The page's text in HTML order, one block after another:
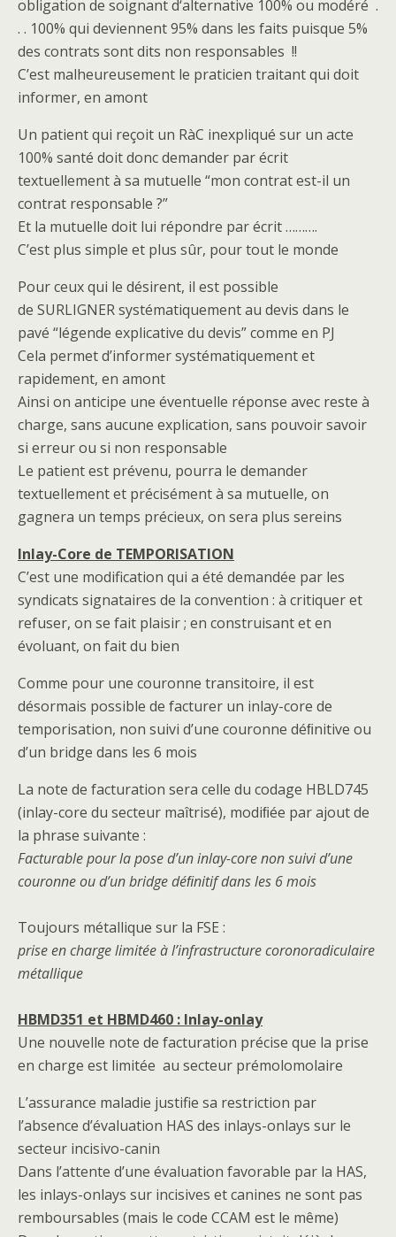
obligation de soignant d‘alternative 100% ou modéré .
. . 100% qui deviennent 95% dans les faits puisque 5%
des contrats sont dits non responsables !!
C’est malheureusement le praticien traitant qui doit
informer, en amont
Un patient qui reçoit un RàC inexpliqué sur un acte
100% santé doit donc demander par écrit
textuellement à sa mutuelle “mon contrat est-il un
contrat responsable ?”
Et la mutuelle doit lui répondre par écrit ……….
C’est plus simple et plus sûr, pour tout le monde
Pour ceux qui le désirent, il est possible
de SURLIGNER systématiquement au devis dans le
pavé “légende explicative du devis” comme en PJ
Cela permet d’informer systématiquement et
rapidement, en amont
Ainsi on anticipe une éventuelle réponse avec reste à
charge, sans aucune explication, sans pouvoir savoir
si erreur ou si non responsable
Le patient est prévenu, pourra le demander
textuellement et précisément à sa mutuelle, on
gagnera un temps précieux, on sera plus sereins
Inlay-Core de TEMPORISATION
C’est une modification qui a été demandée par les
syndicats signataires de la convention : à critiquer et
refuser, on se fait plaisir ; en construisant et en
évoluant, on fait du bien
Comme pour une couronne transitoire, il est
désormais possible de facturer un inlay-core de
temporisation, non suivi d’une couronne déﬁnitive ou
d’un bridge dans les 6 mois
La note de facturation sera celle du codage HBLD745
(inlay-core du secteur maîtrisé), modiﬁée par ajout de
la phrase suivante :
Facturable pour la pose d’un inlay-core non suivi d’une
couronne ou d’un bridge déﬁnitif dans les 6 mois
Toujours métallique sur la FSE :
prise en charge limitée à l’infrastructure coronoradiculaire
métallique
HBMD351 et HBMD460 : Inlay-onlay
Une nouvelle note de facturation précise que la prise
en charge est limitée au secteur prémolomolaire
L’assurance maladie justifie sa restriction par
l’absence d’évaluation HAS des inlays-onlays sur le
secteur incisivo-canin
Dans l’attente d’une évaluation favorable par la HAS,
les inlays-onlays sur incisives et canines ne sont pas
remboursables (mais le code CCAM est le même)